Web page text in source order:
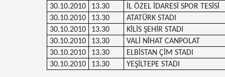
30.10.2010
13.30
İL ÖZEL İDARESİ SPOR TESİSİ
30.10.2010
13.30
ATATÜRK STADI
30.10.2010
13.30
KİLİS ŞEHİR STADI
30.10.2010
13.30
VALİ NİHAT CANPOLAT
30.10.2010
13.30
ELBİSTAN ÇİM STADI
30.10.2010
13.30 YEŞİLTEPE STADI